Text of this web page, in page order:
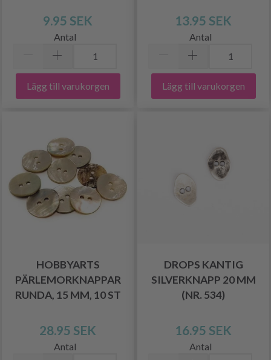
9.95 SEK
Antal
Lägg till varukorgen
13.95 SEK
Antal
Lägg till varukorgen
HOBBYARTS
PÄRLEMORKNAPPAR
RUNDA, 15 MM, 10 ST
28.95 SEK
Antal
DROPS KANTIG
SILVERKNAPP 20 MM
(NR. 534)
16.95 SEK
Antal